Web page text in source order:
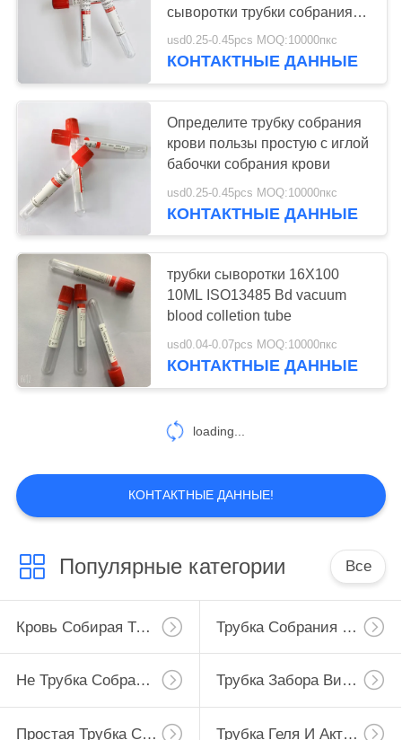
сыворотки трубки собрания
крови
usd0.25-0.45pcs MOQ:10000пкс
КОНТАКТНЫЕ ДАННЫЕ
Определите трубку собрания
крови пользы простую с иглой
бабочки собрания крови
usd0.25-0.45pcs MOQ:10000пкс
КОНТАКТНЫЕ ДАННЫЕ
трубки сыворотки 16X100
10ML ISO13485 Bd vacuum
blood colletion tube
usd0.04-0.07pcs MOQ:10000пкс
КОНТАКТНЫЕ ДАННЫЕ
loading...
КОНТАКТНЫЕ ДАННЫЕ!
Популярные категории Все
Кровь Собирая Трубку Трубка Собрания Крови Вакуума
Не Трубка Собрания Крови Вакуума Трубка Забора Вируса
Простая Трубка Собрания Крови Трубка Геля И Активатора Сгустка Крови